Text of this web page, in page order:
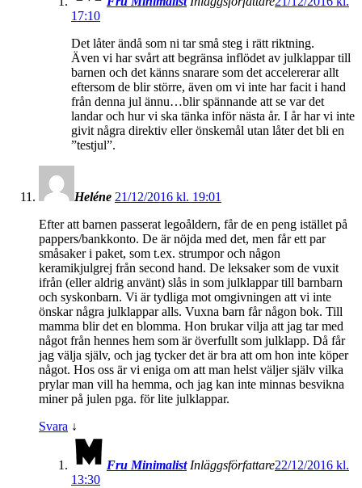
17:10
Det låter ändå som ni tar små steg i rätt riktning.
Även vi har svårt att begränsa inflödet av julklappar till
barnen och det känns snarare som det accelererar allt
eftersom de blir större, även om vi inte har facit i hand
från denna jul ännu…blir spännande att se var det
landar och hur vi ska tänka inför nästa år. I år har vi inte
givit några direktiv eller önskemål utan låter det bli en
”testjul”.
Heléne 21/12/2016 kl. 19:01
Efter att barnen passerat legoåldern, får de en peng istället på
pappers/bankkonto. De är nöjda med det, men får ett par
småsaker i paket, som t.ex. strumpor och någon
keramikjulgrej från second hand. De leksaker som de vuxit
ifrån (eller aldrig använt) slås in som julklappar till barnbarn
och syskonbarn. Vi är tydliga mot omgivningen att vi inte
önskar några julklappar alls. Vuxna barn får någon bok. Till
mamma blir det en blomma. Hon brukar vilja att jag tar med
något från hennes hem som är överfullt som julklapp. Då får
jag välja själv, och jag tycker det är bra att om hon inte köper
något. Hos oss är vi eniga om att man helst väljer själv vilka
prylar man vill ha hemma, och jag kan inte minnas besvikna
miner på julen pga. för lite julklappar.
Svara ↓
Fru Minimalist Inläggsförfattare22/12/2016 kl.
13:30